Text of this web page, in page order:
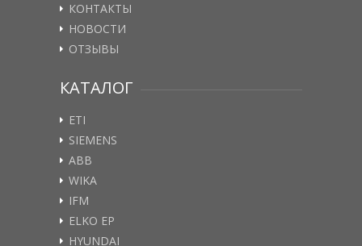
КОНТАКТЫ
НОВОСТИ
ОТЗЫВЫ
КАТАЛОГ
ETI
SIEMENS
ABB
WIKA
IFM
ELKO EP
HYUNDAI